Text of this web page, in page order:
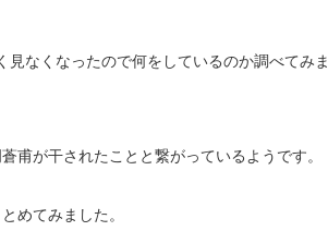
なくなったので何をしているのか調べてみま
甫が干されたことと繋がっているようです。
めてみました。